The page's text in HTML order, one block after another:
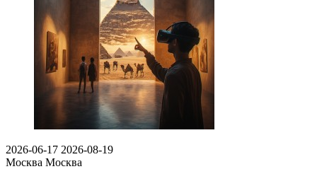
2026-06-17 2026-08-19
Москва Москва